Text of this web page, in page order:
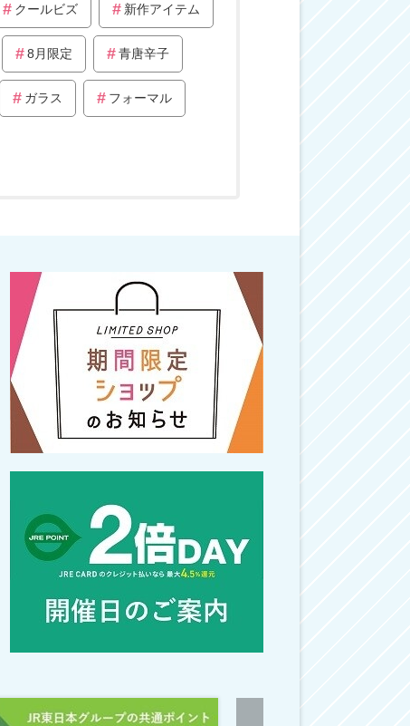
クールビズ 新作アイテム
8月限定 青唐辛子
ガラス フォーマル